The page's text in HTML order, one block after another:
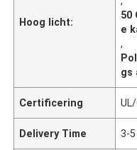
Hoog licht:
50
e
,
gs
Certificering
Delivery Time 3-